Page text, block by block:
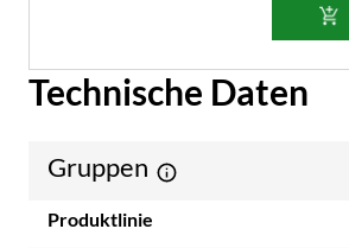
Technische Daten
Gruppen
Produktlinie